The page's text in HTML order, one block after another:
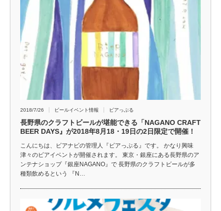
2018/7/26 ビールイベント情報 ビアっぷる
長野県のクラフトビールが堪能できる「NAGANO CRAFT
BEER DAYS』が2018年8月18・19日の2日限定で開催！
こんにちは、ビアナビの管理人『ビアっぷる』です。 かなり興味
津々のビアイベントが開催されます。 東京・銀座にある長野県のア
ンテナショップ『銀座NAGANO』で 長野県のクラフトビールが多
種類飲めるという 『N…